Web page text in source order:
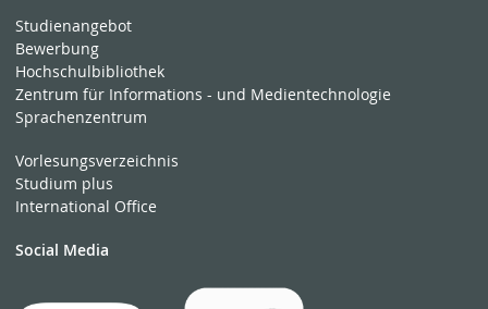
Studienangebot
Bewerbung
Hochschulbibliothek
Zentrum für Informations - und Medientechnologie
Sprachenzentrum
Vorlesungsverzeichnis
Studium plus
International Office
Social Media